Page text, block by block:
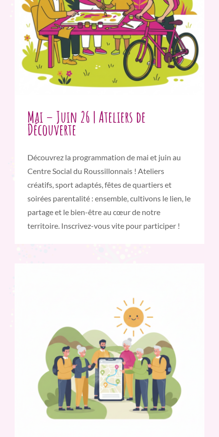
Mai – Juin 26 | Ateliers de
Découverte
Découvrez la programmation de mai et juin au
Centre Social du Roussillonnais ! Ateliers
créatifs, sport adaptés, fêtes de quartiers et
soirées parentalité : ensemble, cultivons le lien, le
partage et le bien-être au cœur de notre
territoire. Inscrivez-vous vite pour participer !